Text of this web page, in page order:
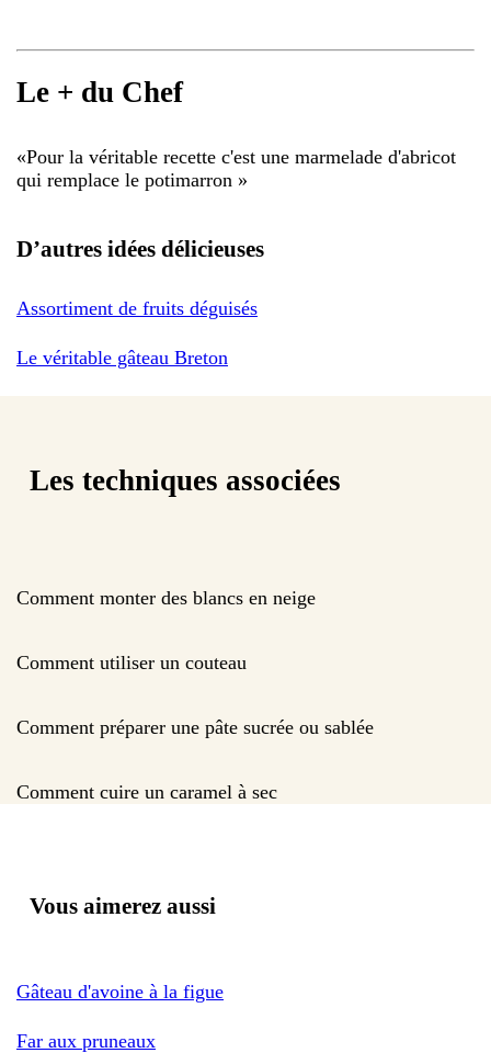
Le + du Chef
«Pour la véritable recette c'est une marmelade d'abricot
qui remplace le potimarron »
D’autres idées délicieuses
Assortiment de fruits déguisés
Le véritable gâteau Breton
Les techniques associées
Comment monter des blancs en neige
Comment utiliser un couteau
Comment préparer une pâte sucrée ou sablée
Comment cuire un caramel à sec
Vous aimerez aussi
Gâteau d'avoine à la figue
Far aux pruneaux